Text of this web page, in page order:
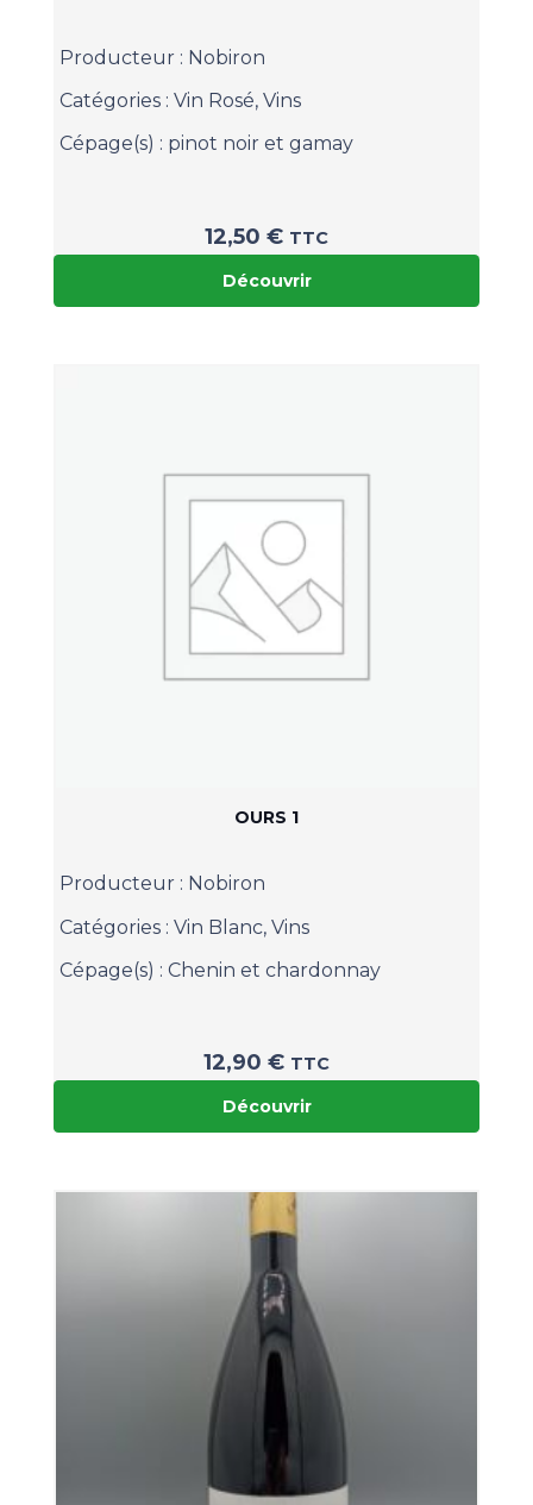
Producteur : Nobiron
Catégories : Vin Rosé, Vins
Cépage(s) : pinot noir et gamay
12,50 € TTC
Découvrir
OURS 1
Producteur : Nobiron
Catégories : Vin Blanc, Vins
Cépage(s) : Chenin et chardonnay
12,90 € TTC
Découvrir